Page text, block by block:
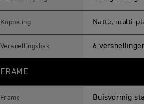
Koppeling Natte, multi-
Versnellingsbak 6
FRAME
Frame Buisvormig